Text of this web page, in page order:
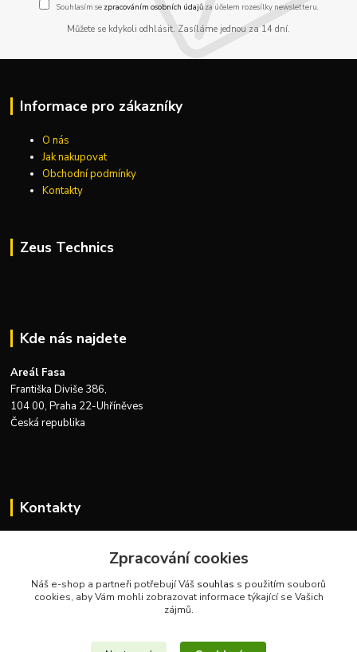
Souhlasím se zpracováním osobních údajůza účelem rozesílky newsletteru.
Můžete se kdykoli odhlásit. Zasíláme jednou za 14 dní.
Informace pro zákazníky
O nás
Jak nakupovat
Obchodní podmínky
Kontakty
Zeus Technics
Kde nás najdete
Areál Fasa
Františka Diviše 386,
104 00, Praha 22-Uhříněves
Česká republika
Kontakty
+420 732 915 376
info@zeustechnics.cz
Zpracování cookies
Náš e-shop a partneři potřebují Váš souhlas s použitím souborů
cookies, aby Vám mohli zobrazovat informace týkající se Vašich
zájmů.